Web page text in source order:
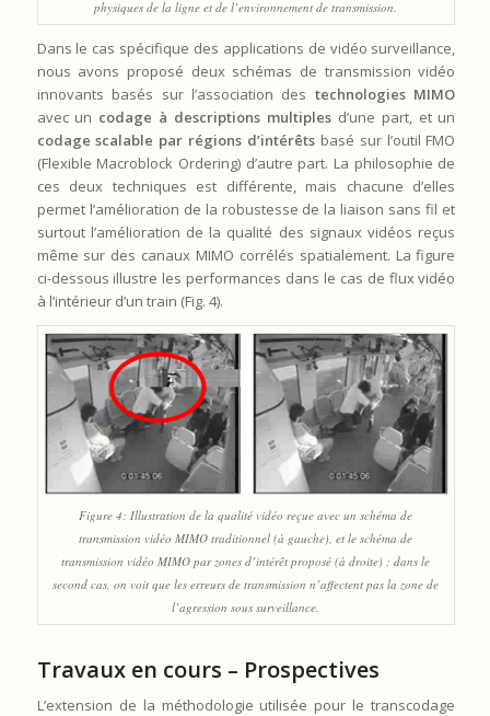
physiques de la ligne et de l’environnement de transmission.
Dans le cas spécifique des applications de vidéo surveillance,
nous avons proposé deux schémas de transmission vidéo
innovants basés sur l’association des technologies MIMO
avec un codage à descriptions multiplesd’une part, et un
codage scalable par régions d’intérêts basé sur l’outil FMO
(Flexible Macroblock Ordering) d’autre part. La philosophie de
ces deux techniques est différente, mais chacune d’elles
permet l’amélioration de la robustesse de la liaison sans fil et
surtout l’amélioration de la qualité des signaux vidéos reçus
même sur des canaux MIMO corrélés spatialement. La figure
ci-dessous illustre les performances dans le cas de flux vidéo
à l’intérieur d’un train (Fig. 4).
Figure 4: Illustration de la qualité vidéo reçue avec un schéma de
transmission vidéo MIMO traditionnel (à gauche), et le schéma de
transmission vidéo MIMO par zones d’intérêt proposé (à droite) : dans le
second cas, on voit que les erreurs de transmission n’affectent pas la zone de
l’agression sous surveillance.
Travaux en cours – Prospectives
L’extension de la méthodologie utilisée pour le transcodage